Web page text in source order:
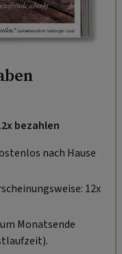
bezahlen
nach Hause
12x
Monatsende